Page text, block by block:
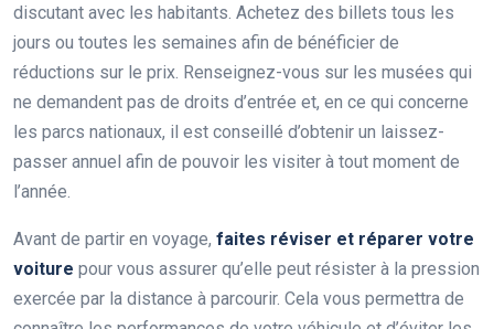
discutant avec les habitants. Achetez des billets tous les
jours ou toutes les semaines afin de bénéficier de
réductions sur le prix. Renseignez-vous sur les musées qui
ne demandent pas de droits d’entrée et, en ce qui concerne
les parcs nationaux, il est conseillé d’obtenir un laissez-
passer annuel afin de pouvoir les visiter à tout moment de
l’année.
Avant de partir en voyage, faites réviser et réparer votre
voiture pour vous assurer qu’elle peut résister à la pression
exercée par la distance à parcourir. Cela vous permettra de